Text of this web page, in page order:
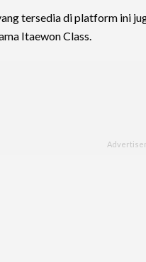
tersedia di platform ini
Itaewon Class.